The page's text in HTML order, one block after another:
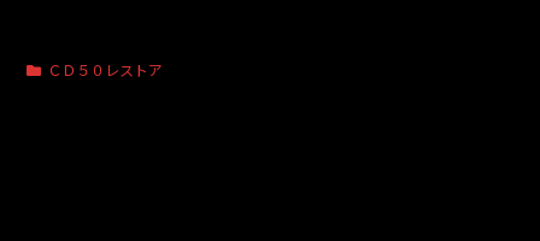
ＣＤ５０レストア